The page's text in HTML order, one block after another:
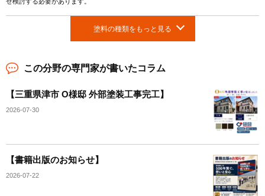
塗料の種類をもっと見る
この分野の専門家が書いたコラム
【三重県津市 O様邸 外部塗装工事完工】
2026-07-30
【書籍出版のお知らせ】
2026-07-22